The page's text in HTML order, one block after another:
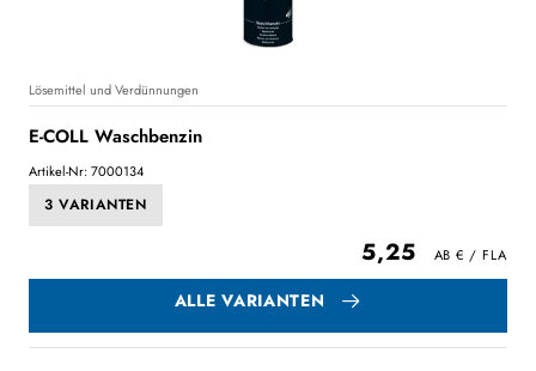
Lösemittel und Verdünnungen
E-COLL Waschbenzin
Artikel-Nr: 7000134
3 VARIANTEN
5,25
ALLE VARIANTEN